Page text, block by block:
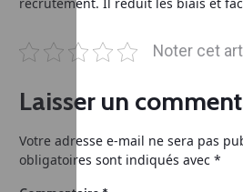
Noter cet
Laisser un
Votre adresse e-mail ne sera pas
obligatoires sont indiqués avec *